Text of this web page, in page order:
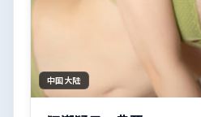
中国大陆